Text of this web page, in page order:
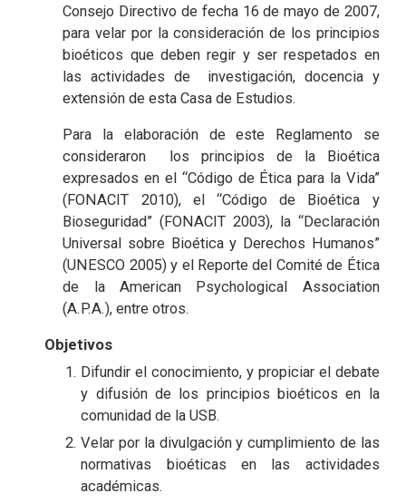
Consejo Directivo de fecha 16 de mayo de 2007,
para velar por la consideración de los principios
bioéticos que deben regir y ser respetados en
las actividades de investigación, docencia y
extensión de esta Casa de Estudios.
Para la elaboración de este Reglamento se
consideraron los principios de la Bioética
expresados en el “Código de Ética para la Vida”
(FONACIT 2010), el “Código de Bioética y
Bioseguridad” (FONACIT 2003), la “Declaración
Universal sobre Bioética y Derechos Humanos”
(UNESCO 2005) y el Reporte del Comité de Ética
de la American Psychological Association
(A.P.A.), entre otros.
Objetivos
Difundir el conocimiento, y propiciar el debate
y difusión de los principios bioéticos en la
comunidad de la USB.
Velar por la divulgación y cumplimiento de las
normativas bioéticas en las actividades
académicas.